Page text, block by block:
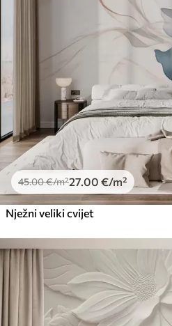
Premium vinil
40.00
Peel and Stick
81.6749 .00€ /m²
45.00€/m²27 .00 €/m²
Nježni veliki cvijet